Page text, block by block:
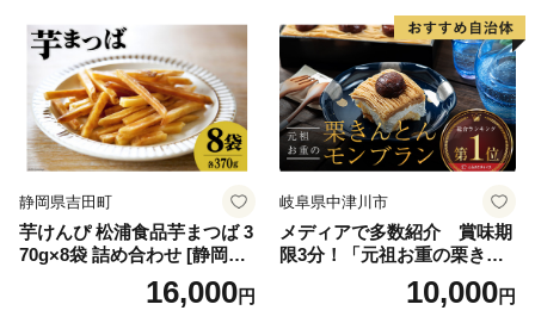
誕生日 カップ 詰め合わせ バ
ラエティ | バニラ チョコレー
ト ストロベリー ピスタチオ
バニラ＆クッキー ウベ 沖縄
紅イモ 塩ちんすこう 沖縄シ
ークヮーサー 沖縄黒糖 琉球
ロイヤルミルクティ 沖縄パ
イン
道産アイス 道産アイスクリ
ーム ギフト 詰合せ 詰め合わ
せ ふるさと納税 ）
静岡県吉田町
芋けんぴ 松浦食品芋まつば 3
70g×8袋 詰め合わせ [静岡伊
勢丹(松浦食品) 静岡県 吉田町
22424274] 芋ケンピ セット
16,000円
岐阜県中津川市
メディアで多数紹介 賞味期
限3分！「元祖お重の栗きん
とんモンブラン」 【未来の
ご褒美】スイーツ 栗 モンブ
10,000円